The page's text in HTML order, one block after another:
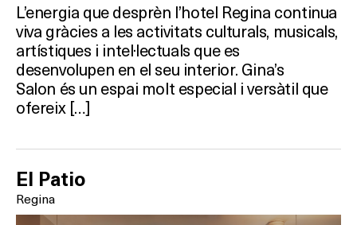
L’energia que desprèn l’hotel Regina continua
viva gràcies a les activitats culturals, musicals,
artístiques i intel·lectuals que es
desenvolupen en el seu interior. Gina’s
Salon és un espai molt especial i versàtil que
ofereix […]
El Patio
Regina